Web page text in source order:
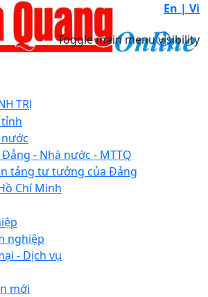
En | Vi
Toggle main menu visibility
TRỊ
- Nhà nước - MTTQ
tảng tư tưởng của Đảng
Chí Minh
nghiệp
- Dịch vụ
mới